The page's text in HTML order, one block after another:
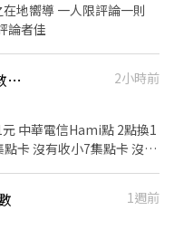
地嚮導 一人限評論一則
論者佳
收OPENPOINT點🌈 Hami點 711數位禮卷
2小時前
1週前